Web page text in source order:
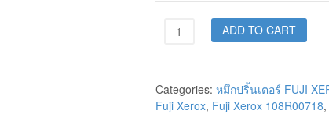
ADD TO CART
Categories: หมึกปริ้นเตอร์ FUJI
Fuji Xerox, Fuji Xerox 108R00718,